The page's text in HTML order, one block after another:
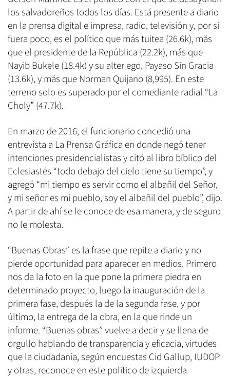
los salvadoreños todos los días. Está presente a diario
en la prensa digital e impresa, radio, televisión y, por si
fuera poco, es el político que más tuitea (26.6k), más
que el presidente de la República (22.2k), más que
Nayib Bukele (18.4k) y su alter ego, Payaso Sin Gracia
(13.6k), y más que Norman Quijano (8,995). En este
terreno solo es superado por el comediante radial “La
Choly” (47.7k).
En marzo de 2016, el funcionario concedió una
entrevista a La Prensa Gráfica en donde negó tener
intenciones presidencialistas y citó al libro bíblico del
Eclesiastés “todo debajo del cielo tiene su tiempo”, y
agregó “mi tiempo es servir como el albañil del Señor,
y mi señor es mi pueblo, soy el albañil del pueblo”, dijo.
A partir de ahí se le conoce de esa manera, y de seguro
no le molesta.
“Buenas Obras” es la frase que repite a diario y no
pierde oportunidad para aparecer en medios. Primero
nos da la foto en la que pone la primera piedra en
determinado proyecto, luego la inauguración de la
primera fase, después la de la segunda fase, y por
último, la entrega de la obra, en la que rinde un
informe. “Buenas obras” vuelve a decir y se llena de
orgullo hablando de transparencia y eficacia, virtudes
que la ciudadanía, según encuestas Cid Gallup, IUDOP
y otras, reconoce en este político de izquierda.